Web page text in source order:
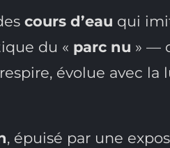
cours d’eau qui
du « parc nu » —
évolue avec
, épuisé par une